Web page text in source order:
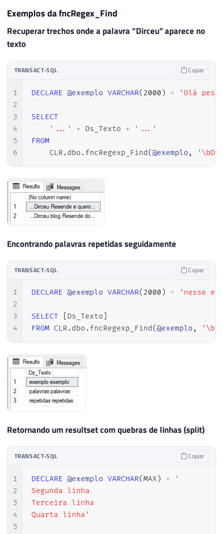
Exemplos da fncRegex_Find
Recuperar trechos onde a palavra “Dirceu” aparece no
texto
TRANSACT-SQL Copiar
1
2
3
4
5
6
DECLARE @exemplo VARCHAR( 2000 ) = 'Olá
SELECT
'...'
+ Ds_Texto +
'...'
FROM
    CLR
. dbo . fncRegexp_Find(@exemplo ,
Encontrando palavras repetidas seguidamente
TRANSACT-SQL Copiar
1
2
3
4
DECLARE @exemplo VARCHAR( 2000 ) = 'nesse
SELECT Ds_Texto
FROM CLR. dbo . fncRegexp_Find(@exemplo ,
Retornando um resultset com quebras de linhas (split)
TRANSACT-SQL Copiar
1
2
3
4
5
DECLARE @exemplo VARCHAR(MAX) =
'
Segunda linha
Terceira linha
Quarta linha'